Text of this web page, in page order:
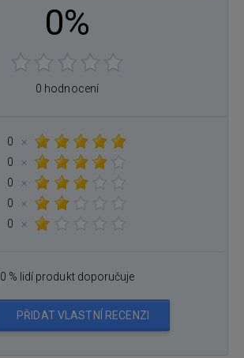
0%
0 hodnocení
0
×
0
×
0
×
0
×
0
×
0 % lidí produkt doporučuje
PŘIDAT VLASTNÍ RECENZI